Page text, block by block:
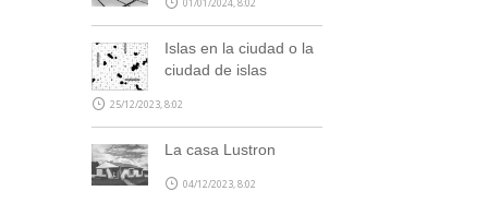
Islas en la ciudad o la
ciudad de islas
25/12/2023, 8:02
La casa Lustron
04/12/2023, 8:02